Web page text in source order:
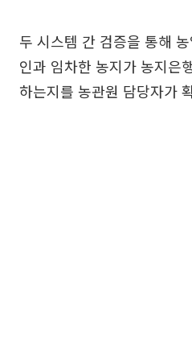
두 시스템 간 검증을 통해
인과 임차한 농지가 농지은
하는지를 농관원 담당자가